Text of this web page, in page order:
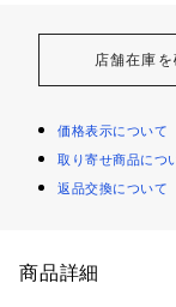
店舗在庫を
価格表示について
取り寄せ商品につ
返品交換について
商品詳細